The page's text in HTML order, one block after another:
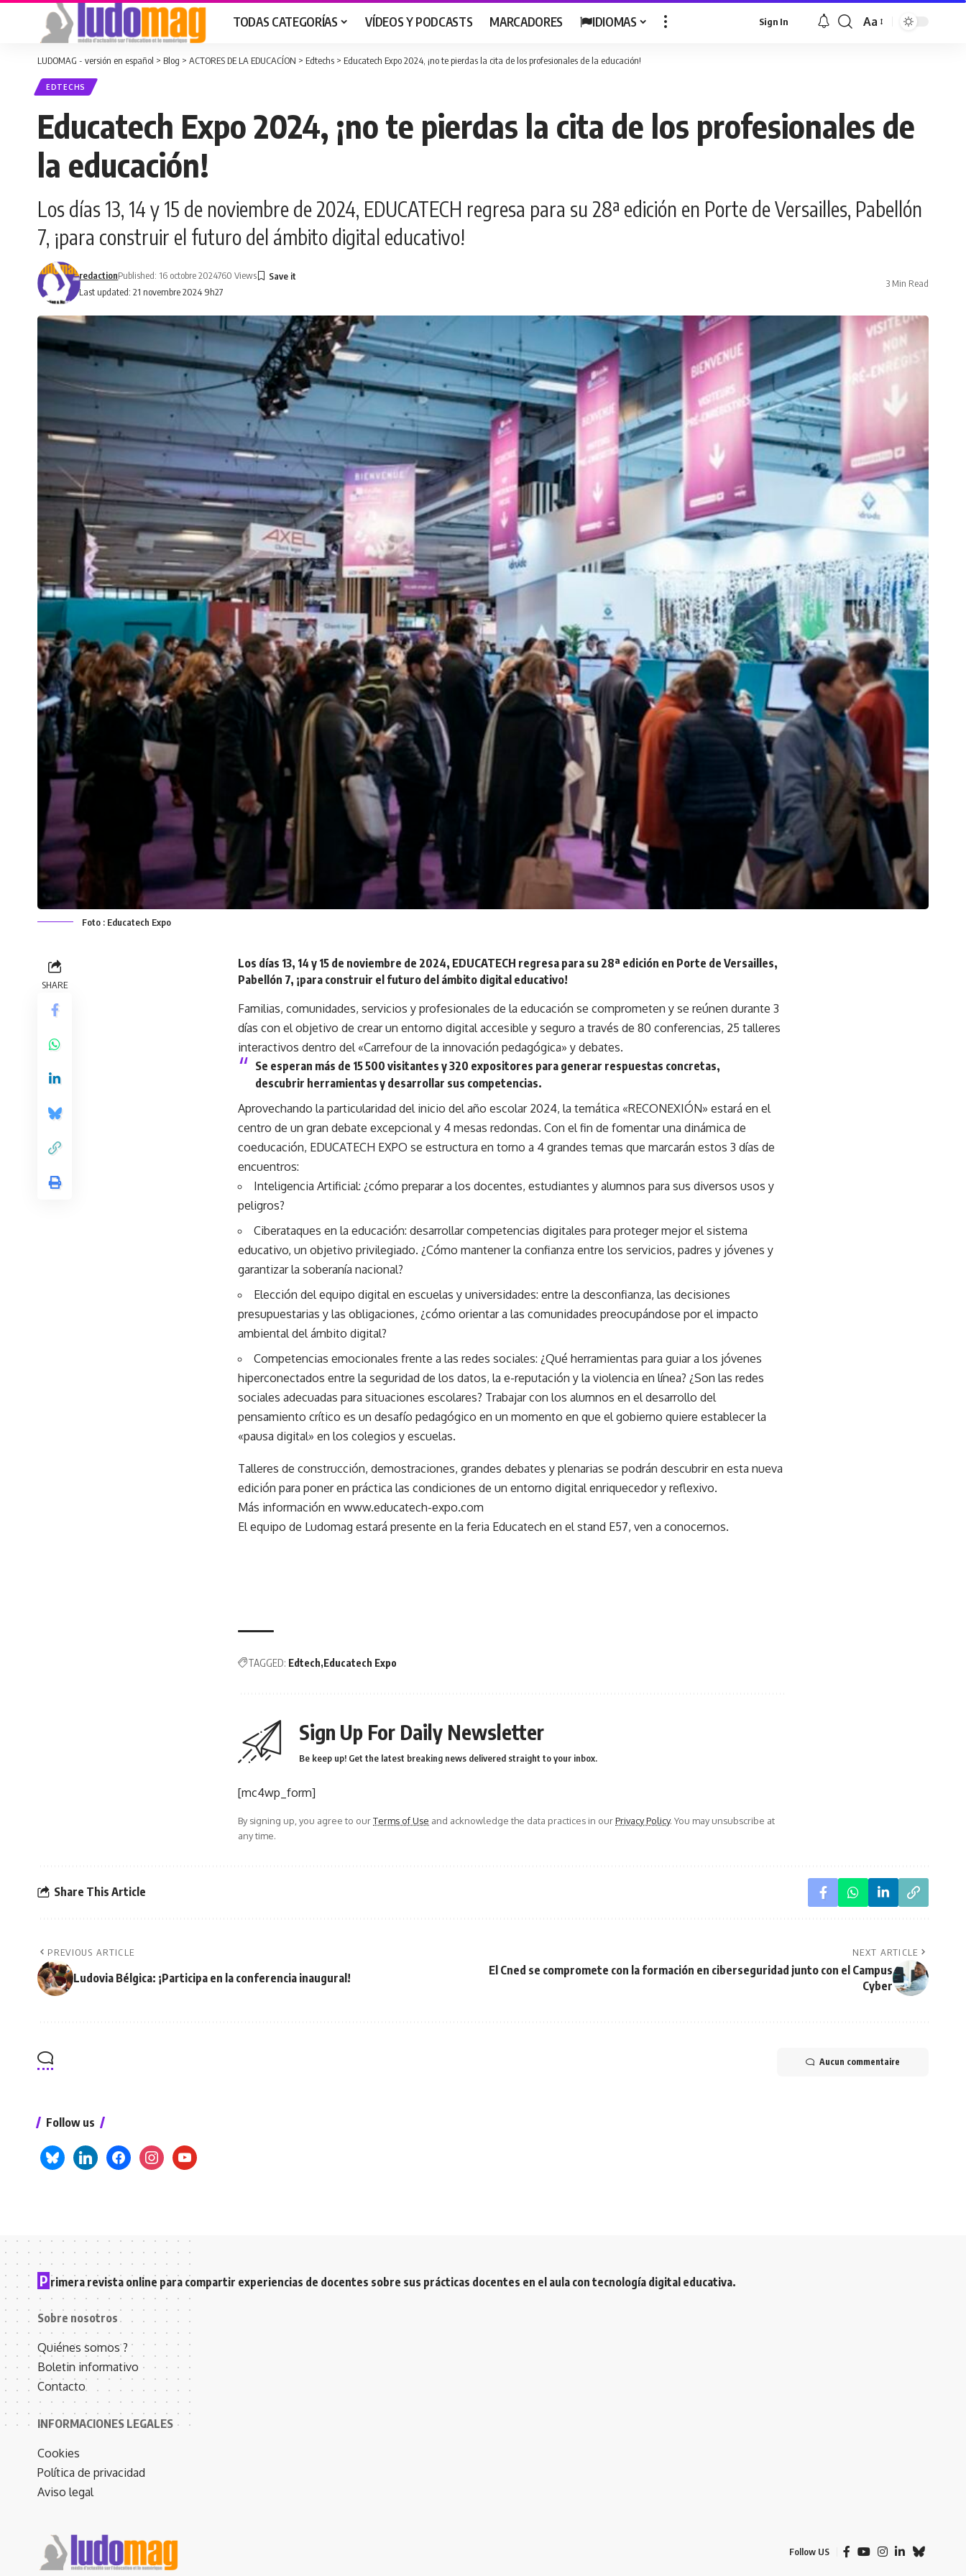
TODAS CATEGORÍAS VÍDEOS Y PODCASTS MARCADORES IDIOMAS Sign In
Font
Aa
LUDOMAG - versión en español > Blog > ACTORES DE LA EDUCACÍON > Edtechs > Educatech Expo 2024, ¡no te pierdas la cita de los profesionales de la educación!
EDTECHS
Educatech Expo 2024, ¡no te pierdas la cita de los profesionales de
la educación!
Los días 13, 14 y 15 de noviembre de 2024, EDUCATECH regresa para su 28ª edición en Porte de Versailles, Pabellón
7, ¡para construir el futuro del ámbito digital educativo!
Last updated: 21 novembre 2024 9h27
redactionPublished: 16 octobre 2024760 Views
3 Min Read
Foto : Educatech Expo
SHARE
Los días 13, 14 y 15 de noviembre de 2024, EDUCATECH regresa para su 28ª edición en Porte de Versailles,
Pabellón 7, ¡para construir el futuro del ámbito digital educativo!
Familias, comunidades, servicios y profesionales de la educación se comprometen y se reúnen durante 3
días con el objetivo de crear un entorno digital accesible y seguro a través de 80 conferencias, 25 talleres
interactivos dentro del «Carrefour de la innovación pedagógica» y debates.
Se esperan más de 15 500 visitantes y 320 expositores para generar respuestas concretas,
descubrir herramientas y desarrollar sus competencias.
Aprovechando la particularidad del inicio del año escolar 2024, la temática «RECONEXIÓN» estará en el
centro de un gran debate excepcional y 4 mesas redondas. Con el fin de fomentar una dinámica de
coeducación, EDUCATECH EXPO se estructura en torno a 4 grandes temas que marcarán estos 3 días de
encuentros:
Inteligencia Artificial: ¿cómo preparar a los docentes, estudiantes y alumnos para sus diversos usos y
peligros?
Ciberataques en la educación: desarrollar competencias digitales para proteger mejor el sistema
educativo, un objetivo privilegiado. ¿Cómo mantener la confianza entre los servicios, padres y jóvenes y
garantizar la soberanía nacional?
Elección del equipo digital en escuelas y universidades: entre la desconfianza, las decisiones
presupuestarias y las obligaciones, ¿cómo orientar a las comunidades preocupándose por el impacto
ambiental del ámbito digital?
Competencias emocionales frente a las redes sociales: ¿Qué herramientas para guiar a los jóvenes
hiperconectados entre la seguridad de los datos, la e-reputación y la violencia en línea? ¿Son las redes
sociales adecuadas para situaciones escolares? Trabajar con los alumnos en el desarrollo del
pensamiento crítico es un desafío pedagógico en un momento en que el gobierno quiere establecer la
«pausa digital» en los colegios y escuelas.
Talleres de construcción, demostraciones, grandes debates y plenarias se podrán descubrir en esta nueva
edición para poner en práctica las condiciones de un entorno digital enriquecedor y reflexivo.
Más información en www.educatech-expo.com
El equipo de Ludomag estará presente en la feria Educatech en el stand E57, ven a conocernos.
TAGGED: Edtech Educatech Expo
Sign Up For Daily Newsletter
Be keep up! Get the latest breaking news delivered straight to your inbox.
[mc4wp_form]
By signing up, you agree to ourTerms of Use and acknowledge the data practices in ourPrivacy Policy. You may unsubscribe at
any time.
Share This Article
PREVIOUS ARTICLE
Ludovia Bélgica: ¡Participa en la conferencia inaugural!
NEXT ARTICLE
El Cned se compromete con la formación en ciberseguridad junto con el Campus
Cyber
Aucun commentaire
Follow us
blueskylinkedinfacebookinstagramyoutube
P rimera revista online para compartir experiencias de docentes sobre sus prácticas docentes en el aula con tecnología digital educativa.
Sobre nosotros
Quiénes somos ?
Boletin informativo
Contacto
INFORMACIONES LEGALES
Cookies
Política de privacidad
Aviso legal
Follow US